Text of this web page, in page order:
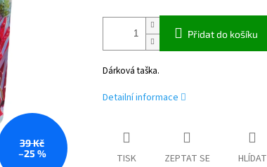
39 Kč
–25 %
Přidat do košíku
Dárková taška.
Detailní informace
TISK ZEPTAT SE HLÍDAT